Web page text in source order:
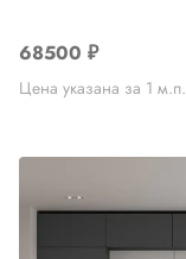
68500₽
Цена указана за 1 м.п.